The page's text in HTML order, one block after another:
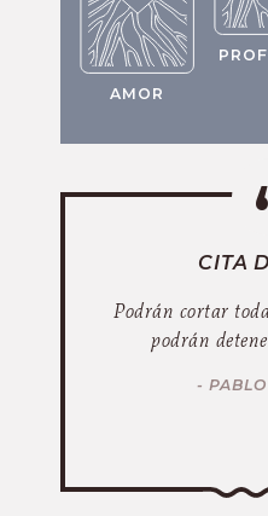
AMOR
CITA
Podrán cortar
podrán
-